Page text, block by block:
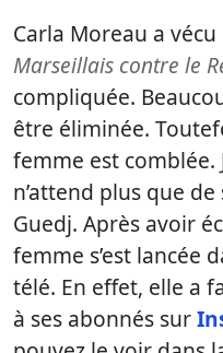
Carla Moreau a
Marseillais contre le
compliquée.
être éliminée.
femme est comblée.
n’attend plus que
Guedj. Après avoir
femme s’est lancée
télé. En effet, elle a
à ses abonnés sur